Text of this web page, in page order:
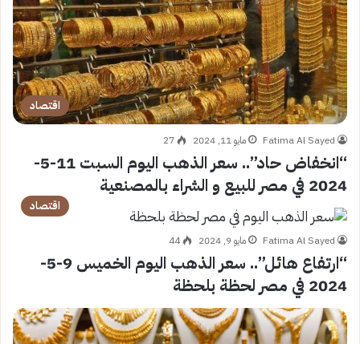
اقتصاد
Fatima Al Sayed مايو 11, 2024 27
“انخفاض حاد”.. سعر الذهب اليوم السبت 11-5-
2024 في مصر للبيع و الشراء بالمصنعية
اقتصاد
Fatima Al Sayed مايو 9, 2024 44
“ارتفاع هائل”.. سعر الذهب اليوم الخميس 9-5-
2024 في مصر لحظة بلحظة